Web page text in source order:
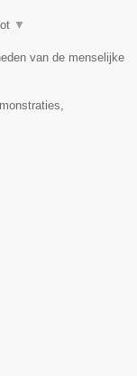
▼
van de menselijke